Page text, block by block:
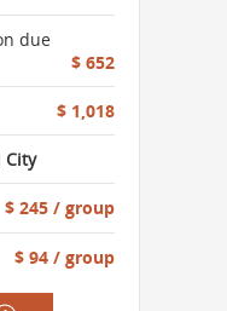
due
$ 652
$ 1,018
City
$ 245 / group
$ 94 / group